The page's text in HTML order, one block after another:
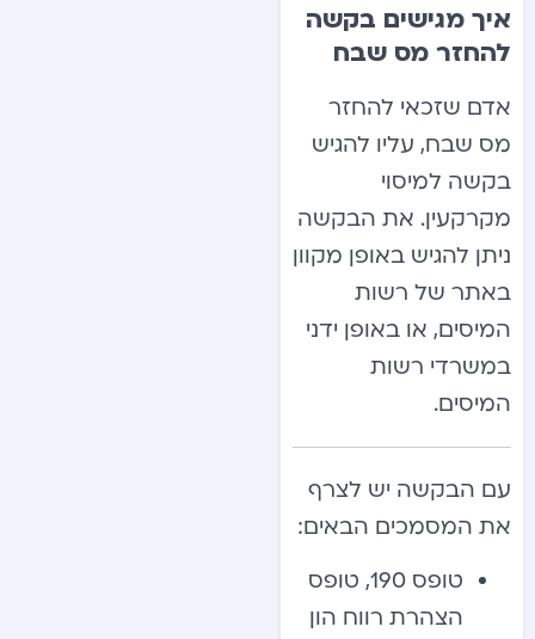
איך מגישים בקשה
להחזר מס שבח
אדם שזכאי להחזר
מס שבח, עליו להגיש
בקשה למיסוי
מקרקעין. את הבקשה
ניתן להגיש באופן מקוון
באתר של רשות
המיסים, או באופן ידני
במשרדי רשות
המיסים.
עם הבקשה יש לצרף
את המסמכים הבאים:
טופס 190, טופס
הצהרת רווח הון